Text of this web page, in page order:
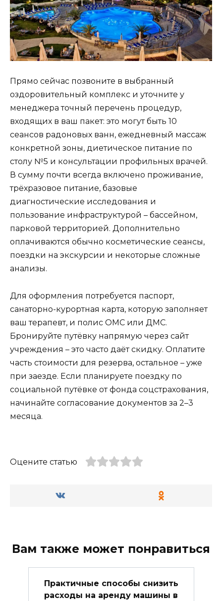
Прямо сейчас позвоните в выбранный
оздоровительный комплекс и уточните у
менеджера точный перечень процедур,
входящих в ваш пакет: это могут быть 10
сеансов радоновых ванн, ежедневный массаж
конкретной зоны, диетическое питание по
столу №5 и консультации профильных врачей.
В сумму почти всегда включено проживание,
трёхразовое питание, базовые
диагностические исследования и
пользование инфраструктурой – бассейном,
парковой территорией. Дополнительно
оплачиваются обычно косметические сеансы,
поездки на экскурсии и некоторые сложные
анализы.
Для оформления потребуется паспорт,
санаторно-курортная карта, которую заполняет
ваш терапевт, и полис ОМС или ДМС.
Бронируйте путёвку напрямую через сайт
учреждения – это часто даёт скидку. Оплатите
часть стоимости для резерва, остальное – уже
при заезде. Если планируете поездку по
социальной путёвке от фонда соцстрахования,
начинайте согласование документов за 2–3
месяца.
Оцените статью
Вам также может понравиться
Практичные способы снизить
расходы на аренду машины в